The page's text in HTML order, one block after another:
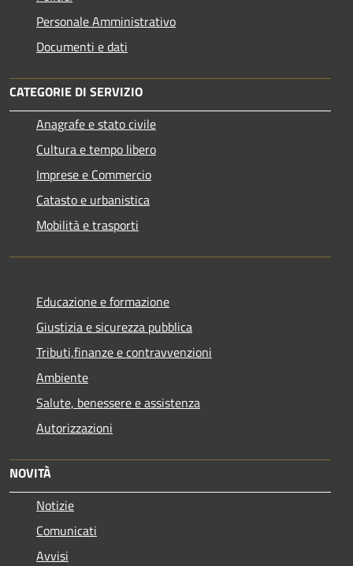
Personale Amministrativo
Documenti e dati
CATEGORIE DI SERVIZIO
Anagrafe e stato civile
Cultura e tempo libero
Imprese e Commercio
Catasto e urbanistica
Mobilità e trasporti
Educazione e formazione
Giustizia e sicurezza pubblica
Tributi,finanze e contravvenzioni
Ambiente
Salute, benessere e assistenza
Autorizzazioni
NOVITÀ
Notizie
Comunicati
Avvisi